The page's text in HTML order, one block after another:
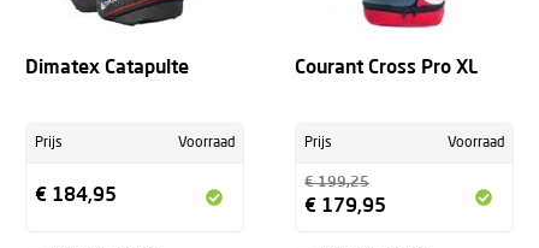
Dimatex Catapulte
Prijs Voorraad
€ 184,95
Courant Cross Pro XL
Prijs Voorraad
€ 199,25
€ 179,95